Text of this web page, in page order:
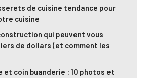
de cuisine tendance pour
cuisine
qui peuvent vous
de dollars (et comment les
et coin buanderie : 10 photos et